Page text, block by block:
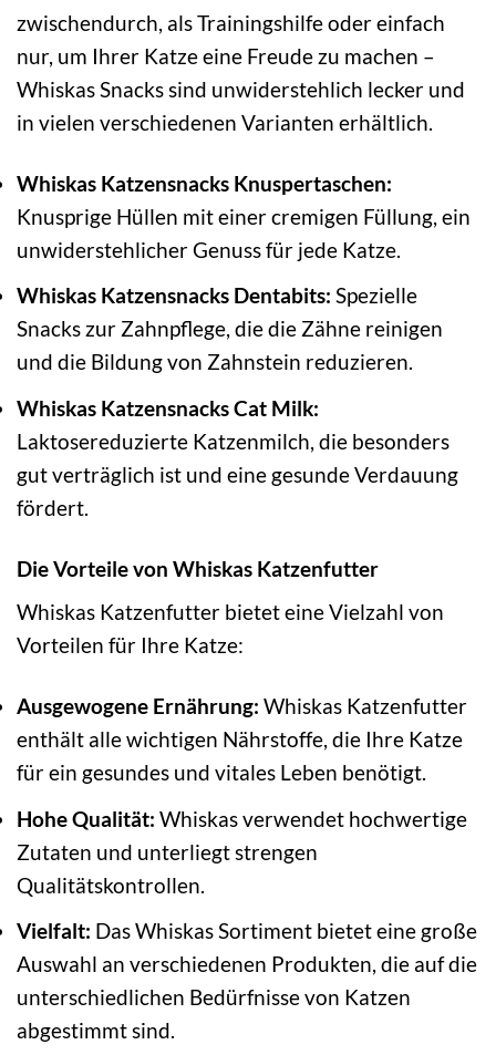
zwischendurch, als Trainingshilfe oder einfach
nur, um Ihrer Katze eine Freude zu machen –
Whiskas Snacks sind unwiderstehlich lecker und
in vielen verschiedenen Varianten erhältlich.
Whiskas Katzensnacks Knuspertaschen:
Knusprige Hüllen mit einer cremigen Füllung, ein
unwiderstehlicher Genuss für jede Katze.
Whiskas Katzensnacks Dentabits: Spezielle
Snacks zur Zahnpflege, die die Zähne reinigen
und die Bildung von Zahnstein reduzieren.
Whiskas Katzensnacks Cat Milk:
Laktosereduzierte Katzenmilch, die besonders
gut verträglich ist und eine gesunde Verdauung
fördert.
Die Vorteile von Whiskas Katzenfutter
Whiskas Katzenfutter bietet eine Vielzahl von
Vorteilen für Ihre Katze:
Ausgewogene Ernährung: Whiskas Katzenfutter
enthält alle wichtigen Nährstoffe, die Ihre Katze
für ein gesundes und vitales Leben benötigt.
Hohe Qualität: Whiskas verwendet hochwertige
Zutaten und unterliegt strengen
Qualitätskontrollen.
Vielfalt: Das Whiskas Sortiment bietet eine große
Auswahl an verschiedenen Produkten, die auf die
unterschiedlichen Bedürfnisse von Katzen
abgestimmt sind.